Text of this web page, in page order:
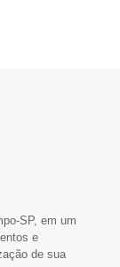
SP, em um
e
de sua